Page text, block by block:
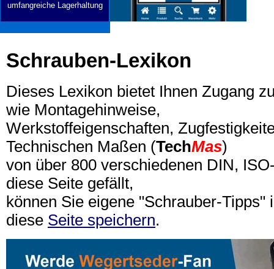
umfangreiche Lagerhaltung
Schrauben-Lexikon
Dieses Lexikon bietet Ihnen Zugang
wie Montagehinweise,
Werkstoffeigenschaften,
Technischen Maßen (TechMas)
von über 800 verschiedenen DIN,
diese Seite gefällt,
können Sie eigene "Schrauber-Tipps"
diese Seite speichern.